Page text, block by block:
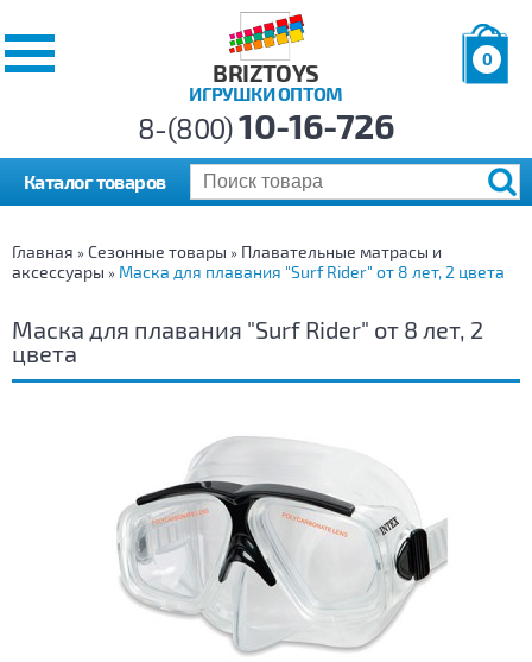
BRIZTOYS
ИГРУШКИ ОПТОМ
0
р.
8-(800)10-16-726
Каталог товаров
Главная » Сезонные товары » Плавательные матрасы и
аксессуары » Маска для плавания "Surf Rider" от 8 лет, 2 цвета
Маска для плавания "Surf Rider" от 8 лет, 2
цвета